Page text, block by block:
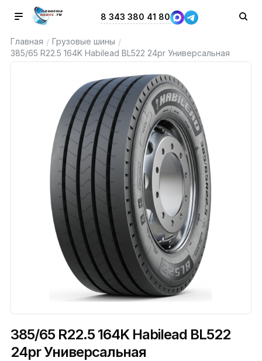
8 343 380 41 80
Главная / Грузовые шины /
385/65 R22.5 164K Habilead BL522 24pr Универсальная
385/65 R22.5 164K Habilead BL522
24pr Универсальная